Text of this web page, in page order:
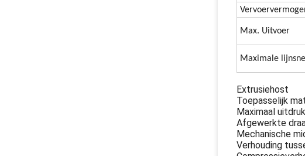
Max. Uitvoer
Maximale
Extrusiehost
Toepasselijk
Maximaal
Afgewerkte
Mechanische
Verhouding